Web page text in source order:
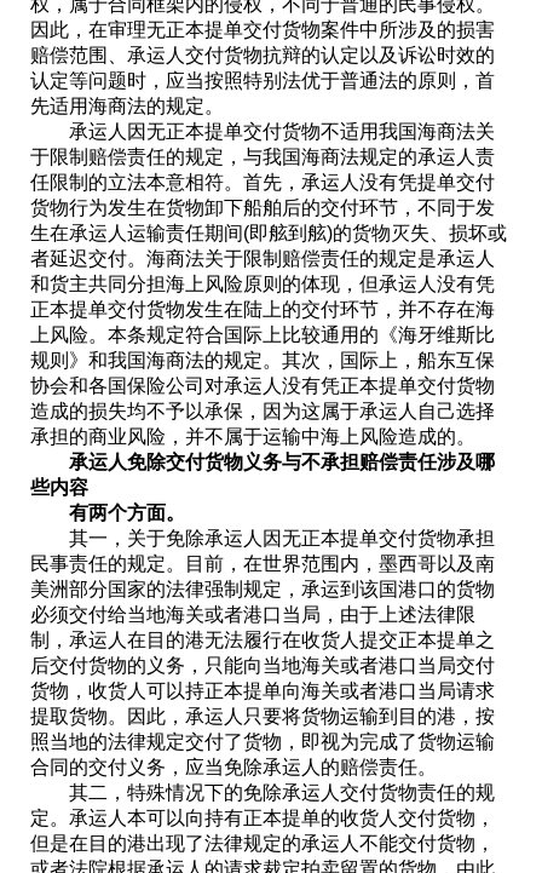
权，属于合同框架内的侵权，不同于普通的民事侵权。
因此，在审理无正本提单交付货物案件中所涉及的损害
赔偿范围、承运人交付货物抗辩的认定以及诉讼时效的
认定等问题时，应当按照特别法优于普通法的原则，首
先适用海商法的规定。
承运人因无正本提单交付货物不适用我国海商法关
于限制赔偿责任的规定，与我国海商法规定的承运人责
任限制的立法本意相符。首先，承运人没有凭提单交付
货物行为发生在货物卸下船舶后的交付环节，不同于发
生在承运人运输责任期间(即舷到舷)的货物灭失、损坏或
者延迟交付。海商法关于限制赔偿责任的规定是承运人
和货主共同分担海上风险原则的体现，但承运人没有凭
正本提单交付货物发生在陆上的交付环节，并不存在海
上风险。本条规定符合国际上比较通用的《海牙维斯比
规则》和我国海商法的规定。其次，国际上，船东互保
协会和各国保险公司对承运人没有凭正本提单交付货物
造成的损失均不予以承保，因为这属于承运人自己选择
承担的商业风险，并不属于运输中海上风险造成的。
承运人免除交付货物义务与不承担赔偿责任涉及哪
些内容
有两个方面。
其一，关于免除承运人因无正本提单交付货物承担
民事责任的规定。目前，在世界范围内，墨西哥以及南
美洲部分国家的法律强制规定，承运到该国港口的货物
必须交付给当地海关或者港口当局，由于上述法律限
制，承运人在目的港无法履行在收货人提交正本提单之
后交付货物的义务，只能向当地海关或者港口当局交付
货物，收货人可以持正本提单向海关或者港口当局请求
提取货物。因此，承运人只要将货物运输到目的港，按
照当地的法律规定交付了货物，即视为完成了货物运输
合同的交付义务，应当免除承运人的赔偿责任。
其二，特殊情况下的免除承运人交付货物责任的规
定。承运人本可以向持有正本提单的收货人交付货物，
但是在目的港出现了法律规定的承运人不能交付货物，
或者法院根据承运人的请求裁定拍卖留置的货物，由此